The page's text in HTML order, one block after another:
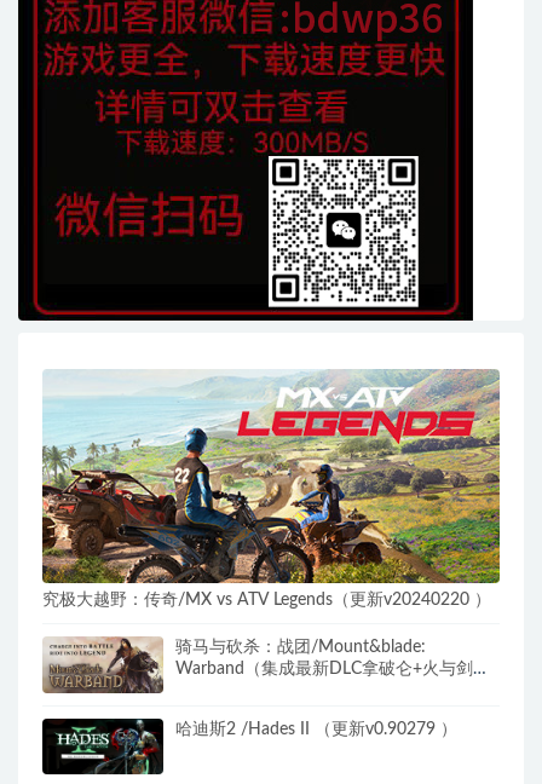
究极大越野：传奇/MX vs ATV Legends（更新v20240220 ）
骑马与砍杀：战团/Mount&blade:
Warband（集成最新DLC拿破仑+火与剑
哈迪斯2 /Hades II （更新v0.90279 ）